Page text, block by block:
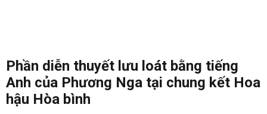
Phần diễn thuyết lưu loát bằng tiếng
Anh của Phương Nga tại chung kết Hoa
hậu Hòa bình